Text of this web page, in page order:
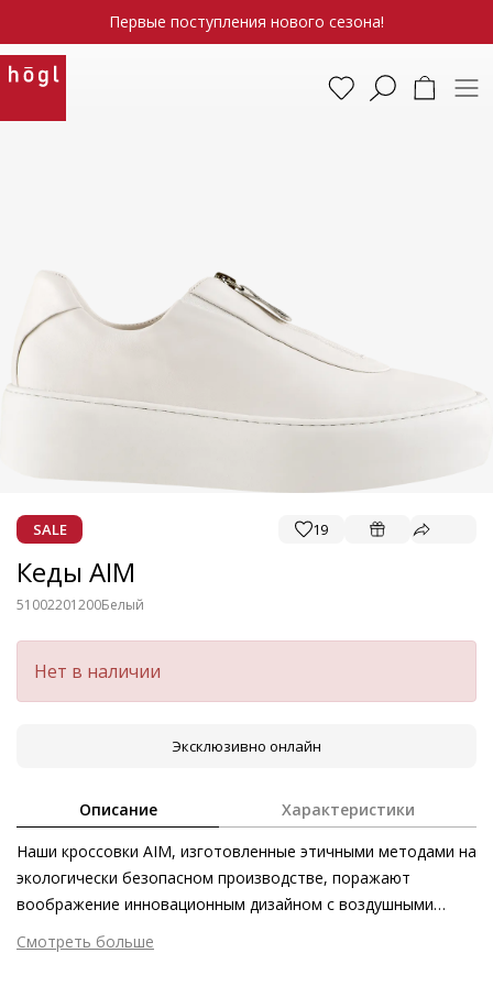
Первые поступления нового сезона!
SALE 19
Кеды AIM
51002201200Белый
Нет в наличии
Эксклюзивно онлайн
Описание Характеристики
Наши кроссовки AIM, изготовленные этичными методами на
экологически безопасном производстве, поражают
воображение инновационным дизайном с воздушными
подошвами и фронтальными молниями, которые
гармонично вписываются в лаконичный силуэт модели.
Смотреть больше